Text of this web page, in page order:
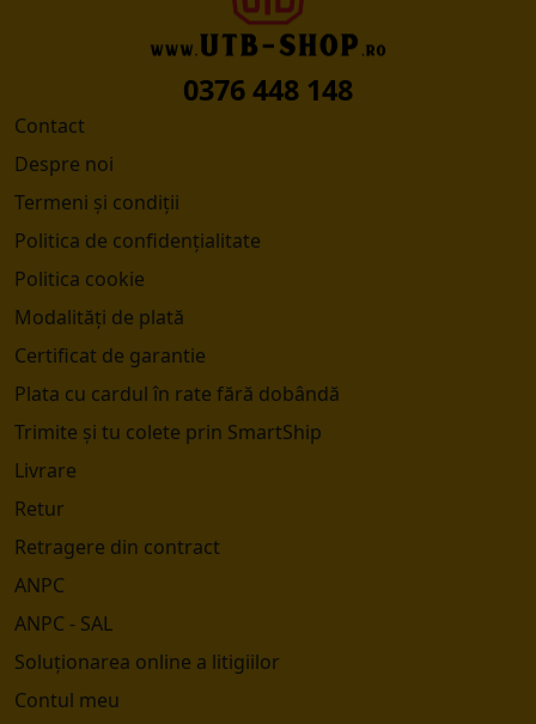
0376 448 148
Contact
Despre noi
Termeni și condiții
Politica de confidențialitate
Politica cookie
Modalități de plată
Certificat de garantie
Plata cu cardul în rate fără dobândă
Trimite și tu colete prin SmartShip
Livrare
Retur
Retragere din contract
ANPC
ANPC - SAL
Soluționarea online a litigiilor
Contul meu